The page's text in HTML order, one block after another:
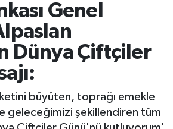
Genel
Dünya Çiftçiler
büyüten, toprağı emekle
geleceğimizi şekillendiren tüm